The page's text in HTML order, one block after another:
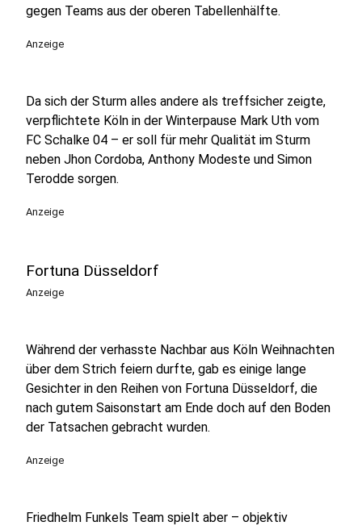
gegen Teams aus der oberen Tabellenhälfte.
Anzeige
Da sich der Sturm alles andere als treffsicher zeigte,
verpflichtete Köln in der Winterpause Mark Uth vom
FC Schalke 04 – er soll für mehr Qualität im Sturm
neben Jhon Cordoba, Anthony Modeste und Simon
Terodde sorgen.
Anzeige
Fortuna Düsseldorf
Anzeige
Während der verhasste Nachbar aus Köln Weihnachten
über dem Strich feiern durfte, gab es einige lange
Gesichter in den Reihen von Fortuna Düsseldorf, die
nach gutem Saisonstart am Ende doch auf den Boden
der Tatsachen gebracht wurden.
Anzeige
Friedhelm Funkels Team spielt aber – objektiv